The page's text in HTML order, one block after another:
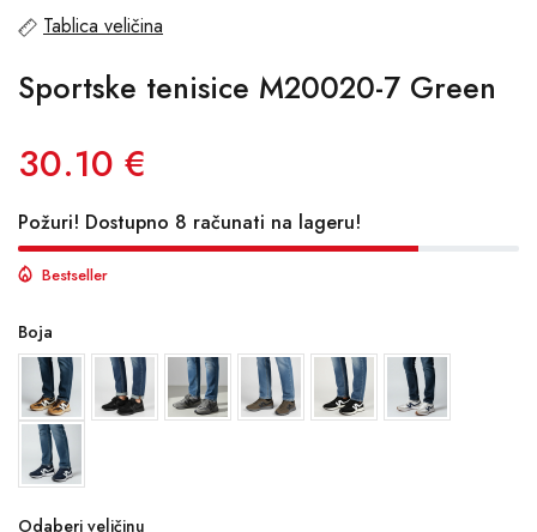
Tablica veličina
Sportske tenisice M20020-7 Green
30.10 €
Požuri! Dostupno 8 računati na lageru!
Bestseller
Boja
Odaberi veličinu